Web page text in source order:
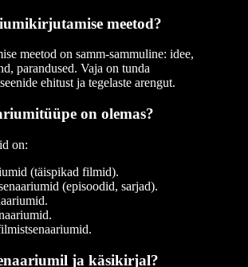
meetod?
meetod on samm-sammuline: idee,
parandused. Vaja on tunda
ehitust ja tegelaste arengut.
on olemas?
on:
(täispikad filmid).
(episoodid, sarjad).
ja käsikirjal?